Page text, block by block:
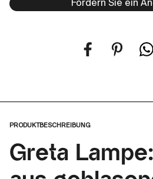
Fordern Sie ein
PRODUKTBESCHREIBUNG
Greta